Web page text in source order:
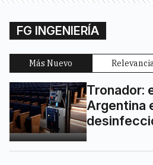
FG INGENIERÍA
Más Nuevo
Tronador:
Argentina